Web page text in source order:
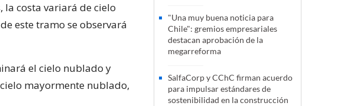
la costa variará de cielo
este tramo se observará
el cielo nublado y
mayormente nublado,
"Una muy buena noticia para
Chile": gremios empresariales
destacan aprobación de la
megarreforma
SalfaCorp y CChC firman acuerdo
para impulsar estándares de
sostenibilidad en la construcción